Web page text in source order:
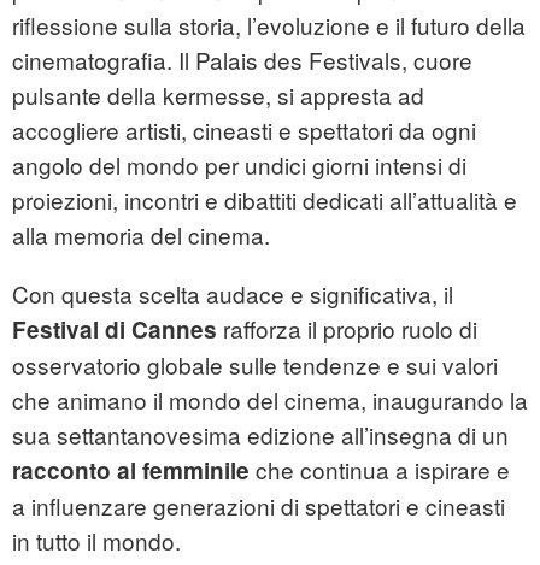
riflessione sulla storia, l’evoluzione e il futuro della
cinematografia. Il Palais des Festivals, cuore
pulsante della kermesse, si appresta ad
accogliere artisti, cineasti e spettatori da ogni
angolo del mondo per undici giorni intensi di
proiezioni, incontri e dibattiti dedicati all’attualità e
alla memoria del cinema.
Con questa scelta audace e significativa, il
Festival di Cannes rafforza il proprio ruolo di
osservatorio globale sulle tendenze e sui valori
che animano il mondo del cinema, inaugurando la
sua settantanovesima edizione all’insegna di un
racconto al femminile che continua a ispirare e
a influenzare generazioni di spettatori e cineasti
in tutto il mondo.